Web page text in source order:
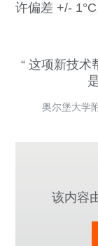
许偏差 +/- 1°C
这项新技术
奥尔堡大学
该内容